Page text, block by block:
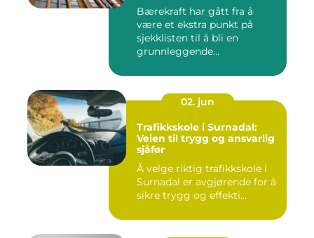
Bærekraft har gått fra å
være et ekstra punkt på
sjekklisten til å bli en
grunnleggende
02. jun
Trafikkskole i Surnadal:
Veien til trygg og ansvarlig
sjåfør
Å velge riktig trafikkskole i
Surnadal er avgjørende for å
sikre trygg og effekti...